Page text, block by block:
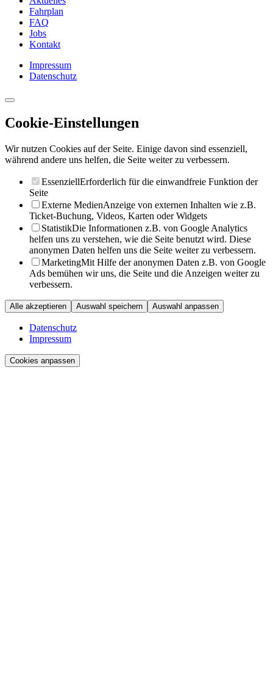
Fahrplan
FAQ
Jobs
Kontakt
Impressum
Datenschutz
Cookie-Einstellungen
Wir nutzen Cookies auf der Seite. Einige davon sind essenziell,
während andere uns helfen, die Seite weiter zu verbessern.
EssenziellErforderlich für die einwandfreie Funktion der
Seite
Externe MedienAnzeige von externen Inhalten wie z.B.
Ticket-Buchung, Videos, Karten oder Widgets
StatistikDie Informationen z.B. von Google Analytics
helfen uns zu verstehen, wie die Seite benutzt wird. Diese
anonymen Daten helfen uns die Seite weiter zu verbessern.
MarketingMit Hilfe der anonymen Daten z.B. von Google
Ads bemühen wir uns, die Seite und die Anzeigen weiter zu
verbessern.
Alle akzeptieren Auswahl speichern Auswahl anpassen
Datenschutz
Impressum
Cookies anpassen